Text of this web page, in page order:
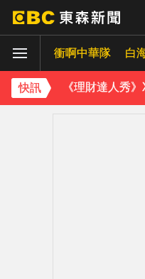
衝啊中華隊 白
快訊
下載東森App，